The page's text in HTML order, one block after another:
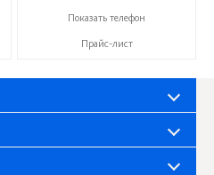
+7 (999) 611-98-99
Показать телефон
Прайс-лист